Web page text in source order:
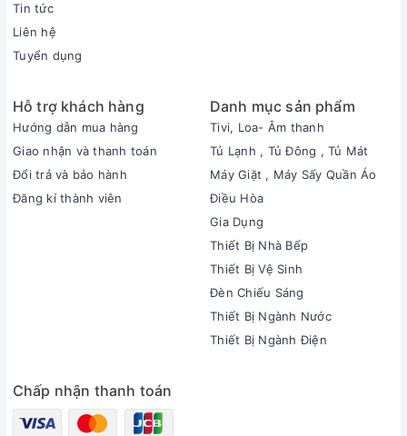
Tin tức
Liên hệ
Tuyển dụng
Hỗ trợ khách hàng
Hướng dẫn mua hàng
Giao nhận và thanh toán
Đổi trả và bảo hành
Đăng kí thành viên
Danh mục sản phẩm
Tivi, Loa- Âm thanh
Tủ Lạnh , Tủ Đông , Tủ Mát
Máy Giặt , Máy Sấy Quần Áo
Điều Hòa
Gia Dụng
Thiết Bị Nhà Bếp
Thiết Bị Vệ Sinh
Đèn Chiếu Sáng
Thiết Bị Ngành Nước
Thiết Bị Ngành Điện
Chấp nhận thanh toán